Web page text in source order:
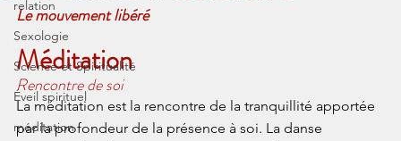
relation
Sexologie
Science et Spiritualité
Éveil spirituel
méditation
Le mouvement libéré
Méditation
Rencontre de soi
La méditation est la rencontre de la tranquillité apportée
par la profondeur de la présence à soi. La danse